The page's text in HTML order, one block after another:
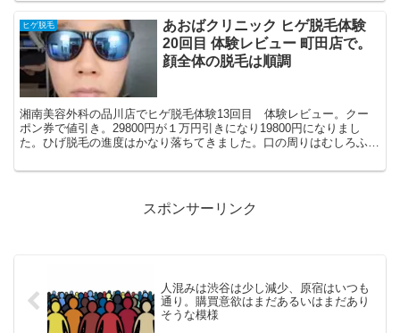
ヒゲ脱毛
あおばクリニック ヒゲ脱毛体験
20回目 体験レビュー 町田店で。
顔全体の脱毛は順調
湘南美容外科の品川店でヒゲ脱毛体験13回目 体験レビュー。クー
ポン券で値引き。29800円が１万円引きになり19800円になりまし
た。ひげ脱毛の進度はかなり落ちてきました。口の周りはむしろふえ
スポンサーリンク
人混みは渋谷は少し減少、原宿はいつも
通り。購買意欲はまだあるいはまだあり
そうな模様